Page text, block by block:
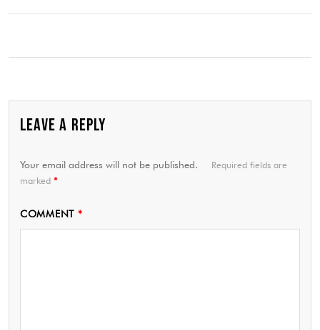
LEAVE A REPLY
Your email address will not be published.
Required fields are
marked *
COMMENT *